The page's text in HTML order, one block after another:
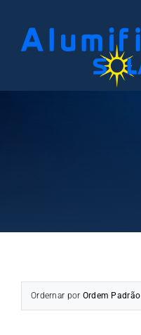
para
Ordernar por Ordem Padrão